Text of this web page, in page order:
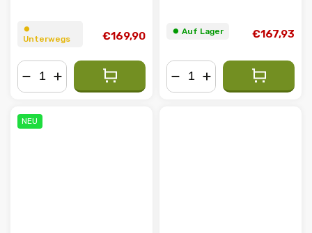
⏺︎
Unterwegs
€169,90 ⏺︎ Auf Lager €167,93
NEU